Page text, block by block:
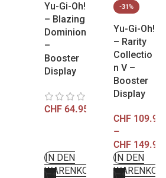
Yu-Gi-Oh!
– Blazing
Dominion
–
Booster
Display
CHF 64.95
IN DEN
WARENKORB
-31%
Yu-Gi-Oh!
– Rarity
Collectio
n V –
Booster
Display
CHF 109.95
–
CHF 149.95
IN DEN